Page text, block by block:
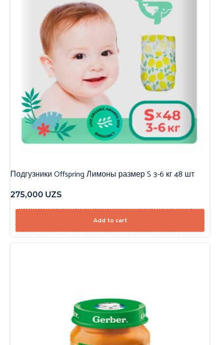
Подгузники Offspring Лимоны размер S 3-6 кг 48 шт
275,000 UZS
Add to cart